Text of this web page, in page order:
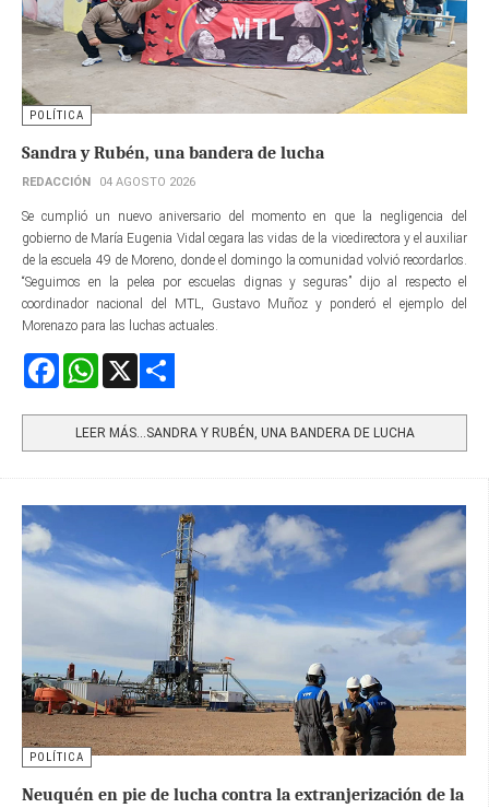
POLÍTICA
Sandra y Rubén, una bandera de lucha
REDACCIÓN 04 AGOSTO 2026
Se cumplió un nuevo aniversario del momento en que la negligencia del
gobierno de María Eugenia Vidal cegara las vidas de la vicedirectora y el auxiliar
de la escuela 49 de Moreno, donde el domingo la comunidad volvió recordarlos.
“Seguimos en la pelea por escuelas dignas y seguras” dijo al respecto el
coordinador nacional del MTL, Gustavo Muñoz y ponderó el ejemplo del
Morenazo para las luchas actuales.
FacebookWhatsApp
LEER MÁS…SANDRA Y RUBÉN, UNA BANDERA DE LUCHA
POLÍTICA
Neuquén en pie de lucha contra la extranjerización de la